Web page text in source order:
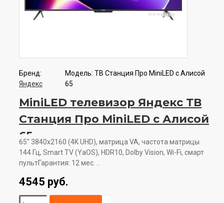
Бренд:
Яндекс
Модель: ТВ Станция Про MiniLED с Алисой
65
MiniLED телевизор Яндекс ТВ
Станция Про MiniLED с Алисой
65
65" 3840x2160 (4K UHD), матрица VA, частота матрицы
144 Гц, Smart TV (YaOS), HDR10, Dolby Vision, Wi-Fi, смарт
пультГарантия: 12 мес. ..
4545 руб.